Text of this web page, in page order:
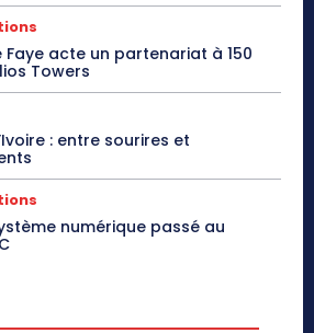
Faye acte un partenariat à 150
Towers
: entre sourires et
numérique passé au